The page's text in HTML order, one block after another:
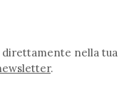
nella tua
.